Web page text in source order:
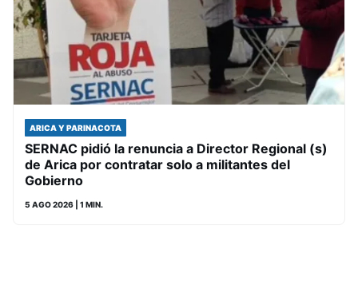
ARICA Y PARINACOTA
SERNAC pidió la renuncia a Director Regional (s)
de Arica por contratar solo a militantes del
Gobierno
5 AGO 2026 | 1 MIN.